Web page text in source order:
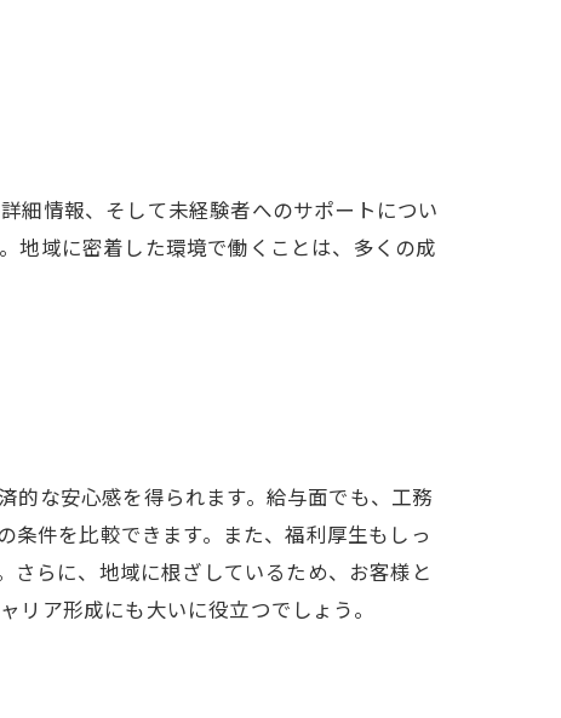
細情報、そして未経験者へのサポートについ
地域に密着した環境で働くことは、多くの成
的な安心感を得られます。給与面でも、工務
件を比較できます。また、福利厚生もしっ
らに、地域に根ざしているため、お客様と
ア形成にも大いに役立つでしょう。